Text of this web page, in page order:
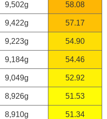
9,502g 58.08
9,422g 57.17
9,223g 54.90
9,184g 54.46
9,049g 52.92
8,926g 51.53
8,910g 51.34